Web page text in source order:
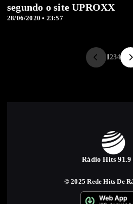
28/06/2020 • 23:57
segundo o site UPROXX
1234
Rádio Hits
© 2025 Rede Hits De